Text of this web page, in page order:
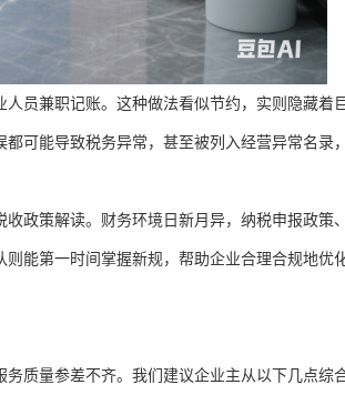
员兼职记账。这种做法看似节约，实则隐藏着
可能导致税务异常，甚至被列入经营异常名录
政策解读。财务环境日新月异，纳税申报政策
能第一时间掌握新规，帮助企业合理合规地优
质量参差不齐。我们建议企业主从以下几点综合